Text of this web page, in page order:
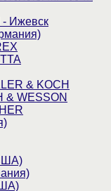
- Ижевск
& KOCH
& WESSON